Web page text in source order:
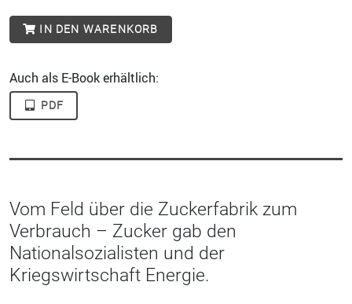
IN DEN WARENKORB
Auch als E-Book erhältlich:
PDF
Vom Feld über die Zuckerfabrik zum
Verbrauch – Zucker gab den
Nationalsozialisten und der
Kriegswirtschaft Energie.